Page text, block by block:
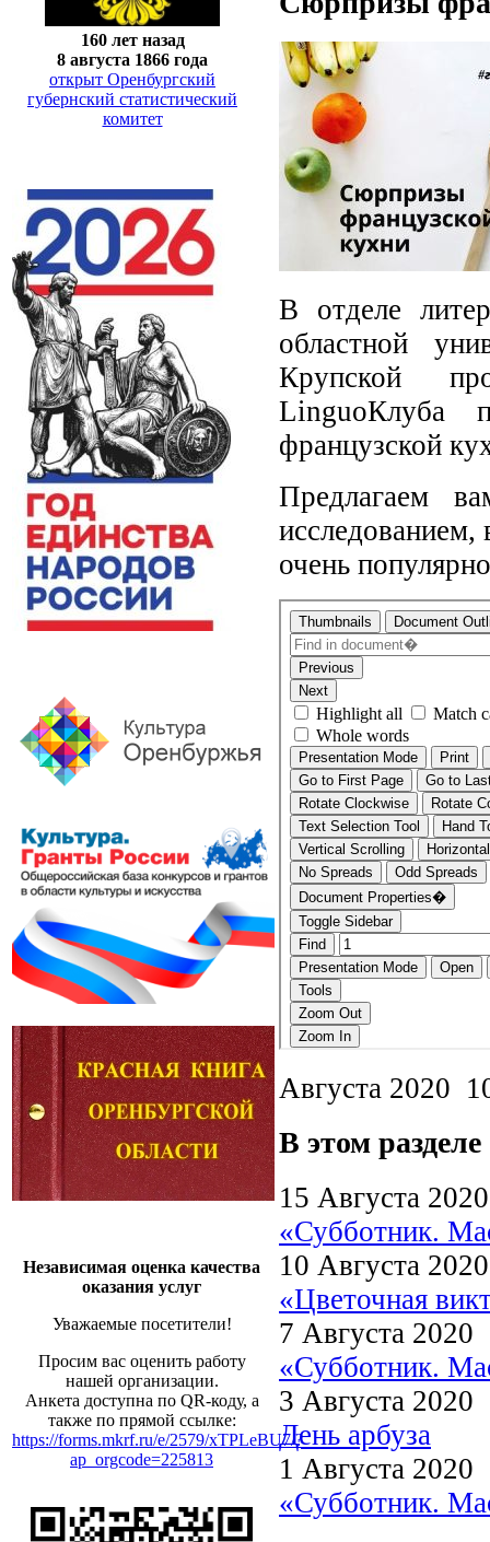
160 лет назад
8 августа 1866 года
открыт Оренбургский
губернский статистический
комитет
Независимая оценка качества
оказания услуг
Уважаемые посетители!
Просим вас оценить работу
нашей организации.
Анкета доступна по QR-коду, а
также по прямой ссылке:
https://forms.mkrf.ru/e/2579/xTPLeBU7/?
ap_orgcode=225813
В отделе
областной
Крупской
LinguoКлуба
французской
Предлагаем
очень
Августа 2020
В этом разделе
15 Августа 2020
«Субботник.
10 Августа 2020
«Цветочная
7 Августа 2020
«Субботник.
3 Августа 2020
День арбуза
1 Августа 2020
«Субботник.